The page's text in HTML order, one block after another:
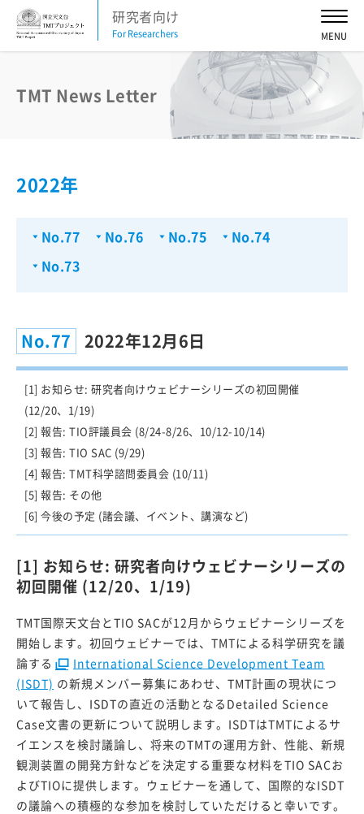
研究者向け
For Researchers
お知らせ
2023 2022
2021
2020
2018 2017 2016
2020
2019
TMT News Letter
2026 2025
TMT科学諮問委員会
議事録
研究支援情報
戦略基礎開発研究経費報告書
過去の採択研究集会
サイエンス検討
すばる+TMT サイエンスブック2020
観測装置検討
次期装置実現に向けた開発ロードマップ 2022
解説記事
TMTについて講演される方へ
TMT News Letter
2022年
No.77 No.76 No.75
No.74
No.73
No.77 2022年12月6日
[1] お知らせ: 研究者向けウェビナーシリーズの初回開催
(12/20、1/19)
[2] 報告: TIO評議員会 (8/24-8/26、10/12-10/14)
[3] 報告: TIO SAC (9/29)
[4] 報告: TMT科学諮問委員会 (10/11)
[5] 報告: その他
[6] 今後の予定 (諸会議、イベント、講演など)
[1] お知らせ: 研究者向けウェビナーシリーズの
初回開催 (12/20、1/19)
TMT国際天文台とTIO SACが12月からウェビナーシリーズを
開始します。初回ウェビナーでは、TMTによる科学研究を議
論する
International Science Development Team
(ISDT) の新規メンバー募集にあわせ、TMT計画の現状につ
いて報告し、ISDTの直近の活動となるDetailed Science
Case文書の更新について説明します。ISDTはTMTによるサ
イエンスを検討議論し、将来のTMTの運用方針、性能、新規
観測装置の開発方針などを決定する重要な材料をTIO SACお
よびTIOに提供します。ウェビナーを通して、国際的なISDT
の議論への積極的な参加を検討していただけると幸いです。